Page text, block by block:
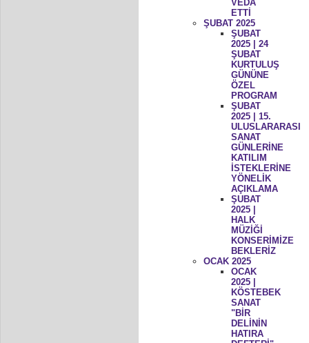
VEDA
ETTİ
ŞUBAT 2025
ŞUBAT
2025 | 24
ŞUBAT
KURTULUŞ
GÜNÜNE
ÖZEL
PROGRAM
ŞUBAT
2025 | 15.
ULUSLARARASI
SANAT
GÜNLERİNE
KATILIM
İSTEKLERİNE
YÖNELİK
AÇIKLAMA
ŞUBAT
2025 |
HALK
MÜZİĞİ
KONSERİMİZE
BEKLERİZ
OCAK 2025
OCAK
2025 |
KÖSTEBEK
SANAT
"BİR
DELİNİN
HATIRA